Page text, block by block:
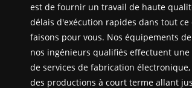
est de fournir un travail de haute
délais d'exécution rapides dans tout ce
faisons pour vous. Nos équipements
nos ingénieurs qualifiés effectuent
de services de fabrication
des productions à court terme allant